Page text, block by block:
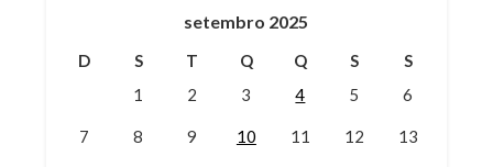
setembro 2025
D S T Q Q S
S
1
2 3 4 5 6
7 8 9 10 11 12 13